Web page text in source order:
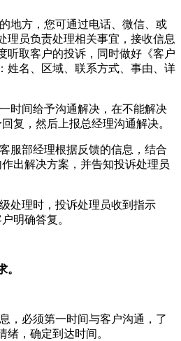
地方，您可通过电话、微信、或
理员负责处理相关事宜，接收信息
听取客户的投诉，同时做好《客户
姓名、区域、联系方式、事由、详
时间给予沟通解决，在不能解决
复，然后上报总经理沟通解决。
服部经理根据反馈的信息，结合
出解决方案，并告知投诉处理员
处理时，投诉处理员收到指示
明确答复。
。
，必须第一时间与客户沟通，了
绪，确定到达时间。